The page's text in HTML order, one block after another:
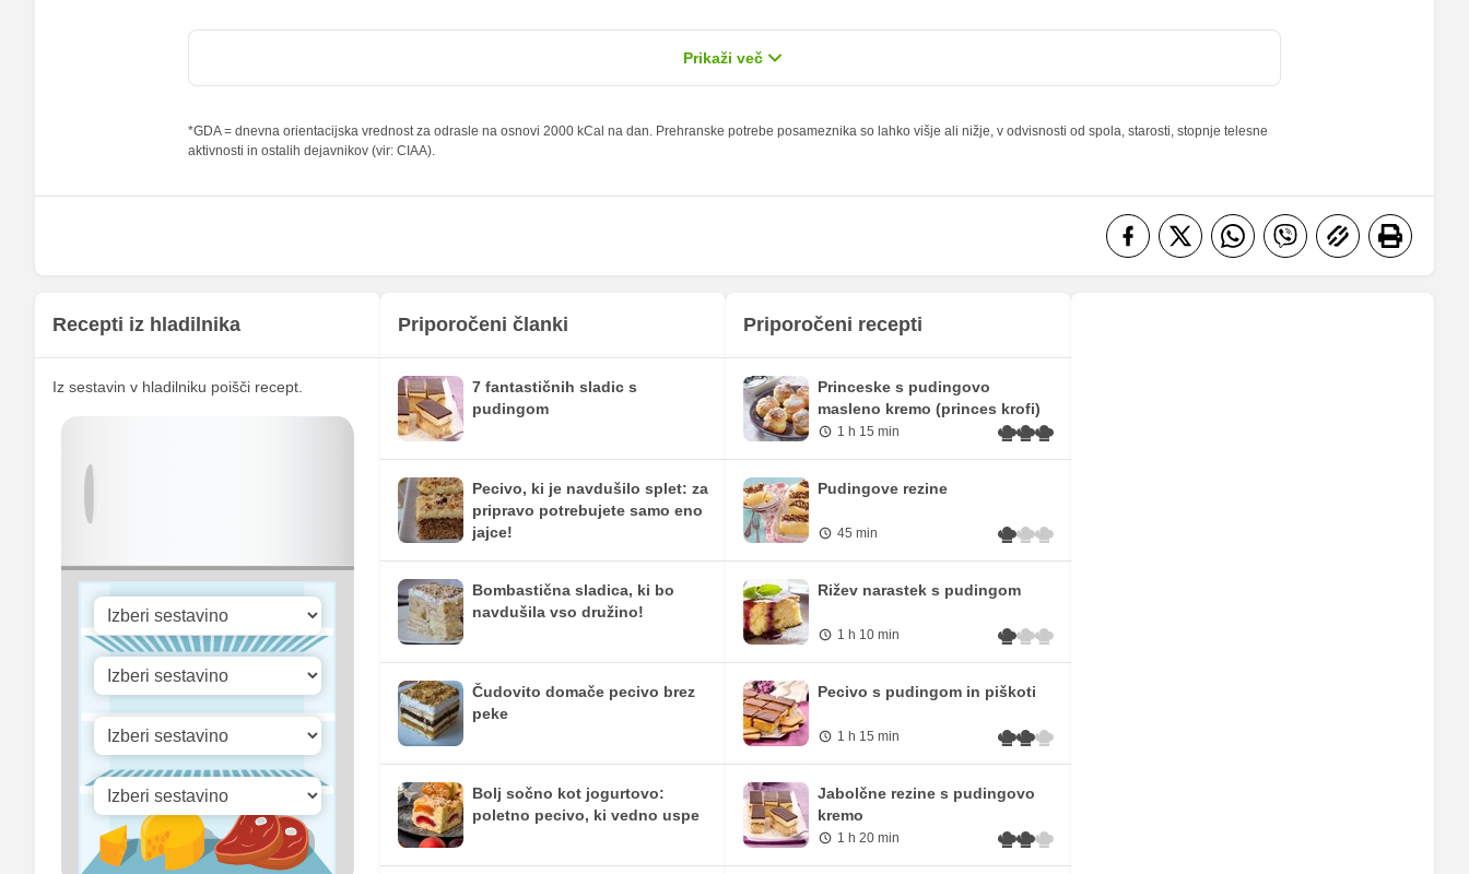
od teh nasičene maščobne kisline 2.14 g 7.25 g 10.7 % 36.25 %
Železo
Magnezij 9.76 mg 33.13 mg
Fosfor 172.04 mg 584.13 mg
Cink 0.15 mg 0.5 mg
33.88 mg
732.38 iu
0 mg 0 mg
Vitamin D
Prikaži več
*GDA = dnevna orientacijska vrednost za odrasle na osnovi 2000 kCal na dan. Prehranske potrebe posameznika so lahko višje ali nižje, v odvisnosti od spola, starosti, stopnje telesne
aktivnosti in ostalih dejavnikov (vir: CIAA).
Recepti iz hladilnika
Iz sestavin v hladilniku poišči recept.
Priporočeni članki
7 fantastičnih sladic s
pudingom
Pecivo, ki je navdušilo splet: za
pripravo potrebujete samo eno
jajce!
Bombastična sladica, ki bo
navdušila vso družino!
Čudovito domače pecivo brez
peke
Bolj sočno kot jogurtovo:
poletno pecivo, ki vedno uspe
Priporočeni recepti
Princeske s pudingovo
masleno kremo (princes krofi)
1 h 15 min
Pudingove rezine
45 min
Rižev narastek s pudingom
1 h 10 min
Pecivo s pudingom in piškoti
1 h 15 min
Jabolčne rezine s pudingovo
kremo
1 h 20 min